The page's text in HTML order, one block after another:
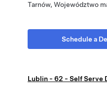
Tarnów, Województwo
Schedule a
Lublin - 62 - Self Serve